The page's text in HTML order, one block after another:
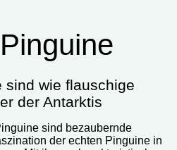
sind wie flauschige
der Antarktis
sind bezaubernde
der echten Pinguine in